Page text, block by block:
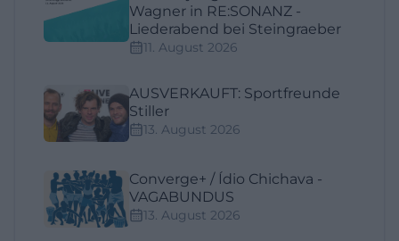
Wagner in RE:SONANZ -
Liederabend bei Steingraeber
11. August 2026
AUSVERKAUFT: Sportfreunde
Stiller
13. August 2026
Converge+ / Ídio Chichava -
VAGABUNDUS
13. August 2026